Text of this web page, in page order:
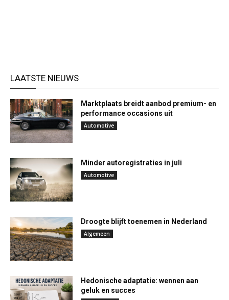
LAATSTE NIEUWS
Marktplaats breidt aanbod premium- en
performance occasions uit
Automotive
Minder autoregistraties in juli
Automotive
Droogte blijft toenemen in Nederland
Algemeen
Hedonische adaptatie: wennen aan
geluk en succes